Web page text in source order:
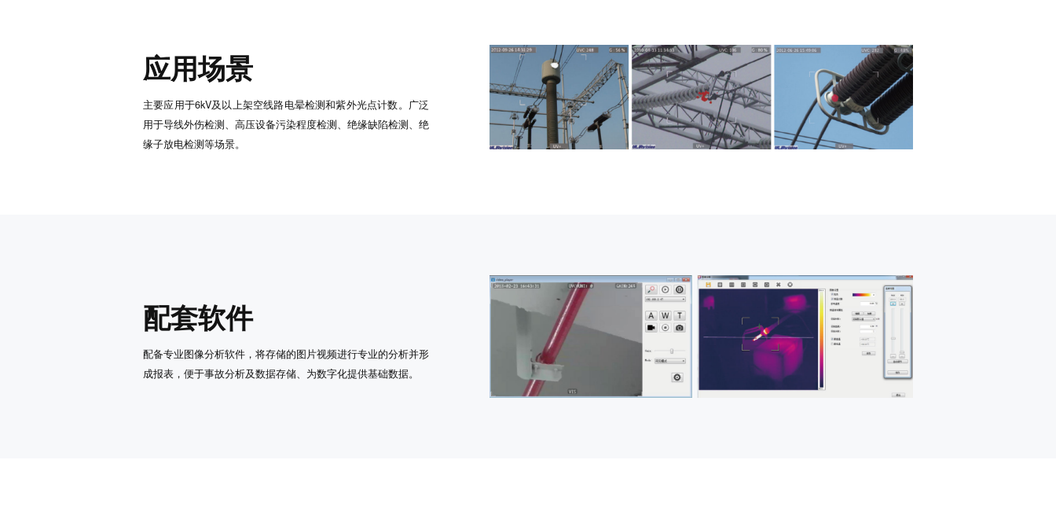
应用场景
主要应用于6kV及以上架空线路电晕检测和紫外光点计数。广泛
用于导线外伤检测、高压设备污染程度检测、绝缘缺陷检测、绝
缘子放电检测等场景。
配套软件
配备专业图像分析软件，将存储的图片视频进行专业的分析并形
成报表，便于事故分析及数据存储、为数字化提供基础数据。